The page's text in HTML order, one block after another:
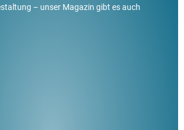
– unser Magazin gibt es auch